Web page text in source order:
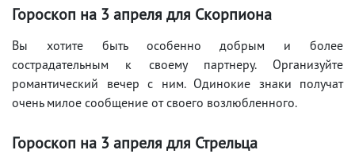
Гороскоп на 3 апреля для Скорпиона
Вы хотите быть особенно добрым и более
сострадательным к своему партнеру. Организуйте
романтический вечер с ним. Одинокие знаки получат
очень милое сообщение от своего возлюбленного.
Гороскоп на 3 апреля для Стрельца